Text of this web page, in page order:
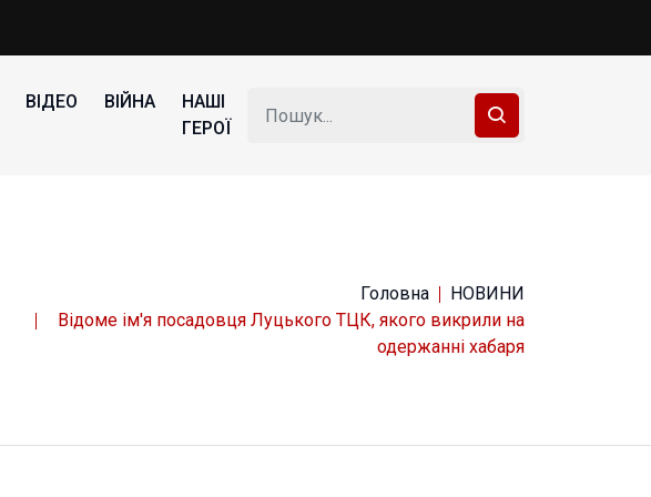
ВІДЕО ВІЙНА
НАШІ
ГЕРОЇ
Головна
НОВИНИ
Відоме ім'я посадовця Луцького ТЦК, якого викрили на
одержанні хабаря